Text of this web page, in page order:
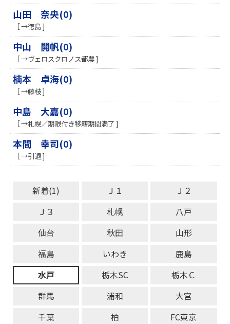
山田 奈央(0)
［ →徳島 ]
中山 開帆(0)
［ →ヴェロスクロノス都農 ]
楠本 卓海(0)
［ →藤枝 ]
中島 大嘉(0)
［ →札幌／期限付き移籍期間満了 ]
本間 幸司(0)
［ →引退 ]
新着(1) Ｊ１
Ｊ２
Ｊ３
札幌
八戸
仙台
秋田
山形
福島
いわき
鹿島
水戸
栃木SC
栃木Ｃ
群馬
浦和
大宮
千葉
柏
FC東京